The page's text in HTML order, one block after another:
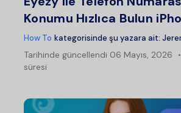
Konumu Hızlıca Bulun
How To kategorisinde şu yazara ait:
Tarihinde güncellendi 06 Mayıs, 2026
süresi